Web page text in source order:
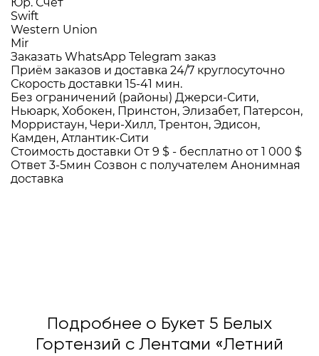
Юр. Счёт
Swift
Western Union
Mir
Заказать WhatsApp Telegram заказ
Приём заказов и доставка 24/7 круглосуточно
Скорость доставки 15-41 мин.
Без ограничений (районы) Джерси-Сити,
Ньюарк, Хобокен, Принстон, Элизабет, Патерсон,
Морристаун, Чери-Хилл, Трентон, Эдисон,
Камден, Атлантик-Сити
Стоимость доставки От 9 $ - бесплатно от 1 000 $
Ответ 3-5мин Созвон с получателем Анонимная
доставка
Подробнее о Букет 5 Белых
Гортензий с Лентами «Летний